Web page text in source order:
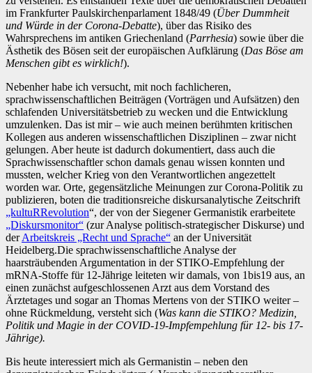
im Frankfurter Paulskirchenparlament 1848/49 (Über Dummheit
und Würde in der Corona-Debatte), über das Risiko des
Wahrsprechens im antiken Griechenland (Parrhesia) sowie über die
Ästhetik des Bösen seit der europäischen Aufklärung (Das Böse am
Menschen gibt es wirklich!).
Nebenher habe ich versucht, mit noch fachlicheren,
sprachwissenschaftlichen Beiträgen (Vorträgen und Aufsätzen) den
schlafenden Universitätsbetrieb zu wecken und die Entwicklung
umzulenken. Das ist mir – wie auch meinen berühmten kritischen
Kollegen aus anderen wissenschaftlichen Disziplinen – zwar nicht
gelungen. Aber heute ist dadurch dokumentiert, dass auch die
Sprachwissenschaftler schon damals genau wissen konnten und
mussten, welcher Krieg von den Verantwortlichen angezettelt
worden war. Orte, gegensätzliche Meinungen zur Corona-Politik zu
publizieren, boten die traditionsreiche diskursanalytische Zeitschrift
„kultuRRevolution“, der von der Siegener Germanistik erarbeitete
„Diskursmonitor“ (zur Analyse politisch-strategischer Diskurse) und
derArbeitskreis „Recht und Sprache“ an der Universität
Heidelberg.Die sprachwissenschaftliche Analyse der
haarsträubenden Argumentation in der STIKO-Empfehlung der
mRNA-Stoffe für 12-Jährige leiteten wir damals, von 1bis19 aus, an
einen zunächst aufgeschlossenen Arzt aus dem Vorstand des
Ärztetages und sogar an Thomas Mertens von der STIKO weiter –
ohne Rückmeldung, versteht sich (Was kann die STIKO? Medizin,
Politik und Magie in der COVID-19-Impfempehlung für 12- bis 17-
Jährige).
Bis heute interessiert mich als Germanistin – neben den